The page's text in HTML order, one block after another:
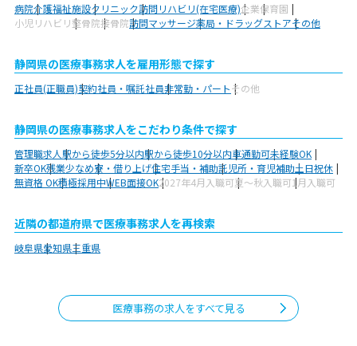
病院介護福祉施設クリニック訪問リハビリ(在宅医療)企業保育園
小児リハビリ整骨院接骨院訪問マッサージ薬局・ドラッグストアその他
静岡県の医療事務求人を雇用形態で探す
正社員(正職員)契約社員・嘱託社員非常勤・パートその他
静岡県の医療事務求人をこだわり条件で探す
管理職求人駅から徒歩5分以内駅から徒歩10分以内車通勤可未経験OK
新卒OK残業少なめ寮・借り上げ住宅手当・補助託児所・育児補助土日祝休
無資格 OK積極採用中WEB面接OK2027年4月入職可夏～秋入職可1月入職可
近隣の都道府県で医療事務求人を再検索
岐阜県愛知県三重県
医療事務の求人をすべて見る